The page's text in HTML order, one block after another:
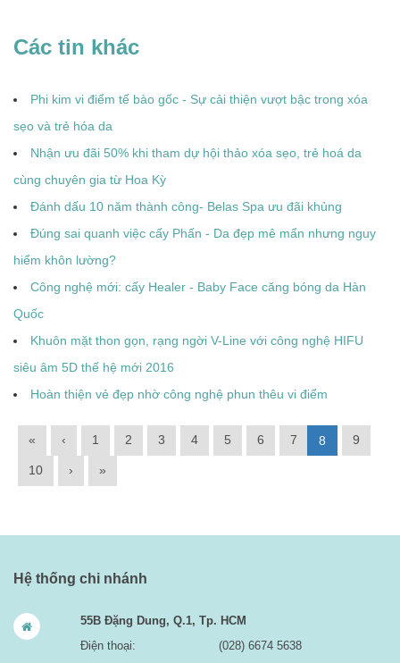
Các tin khác
Phi kim vi điểm tế bào gốc - Sự cải thiện vượt bậc trong xóa
sẹo và trẻ hóa da
Nhận ưu đãi 50% khi tham dự hội thảo xóa sẹo, trẻ hoá da
cùng chuyên gia từ Hoa Kỳ
Đánh dấu 10 năm thành công- Belas Spa ưu đãi khủng
Đúng sai quanh việc cấy Phấn - Da đẹp mê mẩn nhưng nguy
hiểm khôn lường?
Công nghệ mới: cấy Healer - Baby Face căng bóng da Hàn
Quốc
Khuôn mặt thon gọn, rạng ngời V-Line với công nghệ HIFU
siêu âm 5D thế hệ mới 2016
Hoàn thiện vẻ đẹp nhờ công nghệ phun thêu vi điểm
« ‹ 1 2 3 4 5 6 7 8 9
10 › »
Hệ thống chi nhánh
55B Đặng Dung, Q.1, Tp. HCM
Điện thoại:
(028) 6674 5638